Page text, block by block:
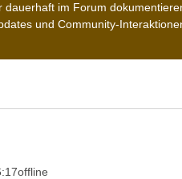
im Forum
und Community-
offline